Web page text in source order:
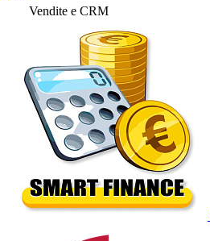
Vendite e CRM